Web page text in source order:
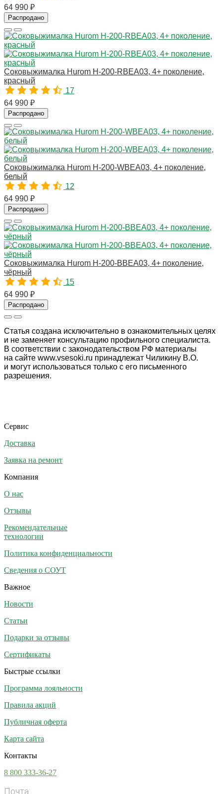
64 990 ₽
Распродано
Соковыжималка Hurom H-200-RBEA03, 4+ поколение,
красный
17
64 990 ₽
Распродано
Соковыжималка Hurom H-200-WBEA03, 4+ поколение,
белый
12
64 990 ₽
Распродано
Соковыжималка Hurom H-200-BBEA03, 4+ поколение,
чёрный
15
64 990 ₽
Распродано
Статья создана исключительно в ознакомительных целях
и не заменяет консультацию профильного специалиста.
В соответствии с законодательством РФ материалы
на сайте www.vsesoki.ru принадлежат Чиликину В.О.
и могут использоваться только с его письменного
разрешения.
Сервис
Доставка
Заявка на ремонт
Компания
О нас
Отзывы
Рекомендательные
технологии
Политика конфиденциальности
Сведения о СОУТ
Важное
Новости
Статьи
Подарки за отзывы
Сертификаты
Быстрые ссылки
Программа лояльности
Правила акций
Публичная оферта
Карта сайта
Контакты
8 800 333-36-27
Почта: